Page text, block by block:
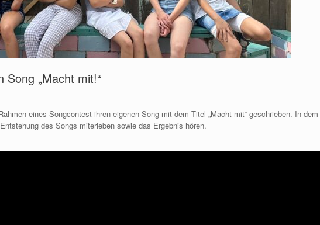
Song „Macht mit!“
eines Songcontest ihren eigenen Song mit dem Titel „Macht mit“ geschrieben. In dem
des Songs miterleben sowie das Ergebnis hören.